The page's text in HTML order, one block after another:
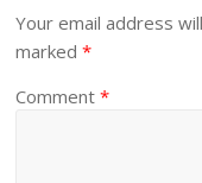
Your email address
marked*
Comment*